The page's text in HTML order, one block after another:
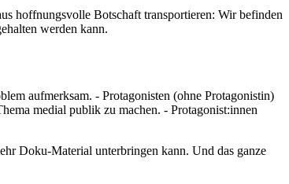
hoffnungsvolle Botschaft transportieren: Wir befinden
werden kann.
aufmerksam. - Protagonisten (ohne Protagonistin)
medial publik zu machen. - Protagonist:innen
Doku-Material unterbringen kann. Und das ganze